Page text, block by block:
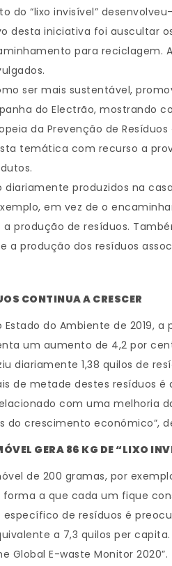
do “lixo invisível”
desta iniciativa foi auscultar
para reciclagem.
ser mais sustentável,
do Electrão, mostrando
da Prevenção de
temática com recurso a
diariamente produzidos na
em vez de o
produção de resíduos.
a produção dos resíduos
CONTINUA A CRESCER
Estado do Ambiente de 2019,
um aumento de 4,2 por
diariamente 1,38 quilos de
de metade destes resíduos
com uma melhoria
do crescimento económico”,
GERA 86 KG DE “LIXO
de 200 gramas, por
a que cada um fique
de resíduos é
a 7,3 quilos per
Global E-waste Monitor 2020”.